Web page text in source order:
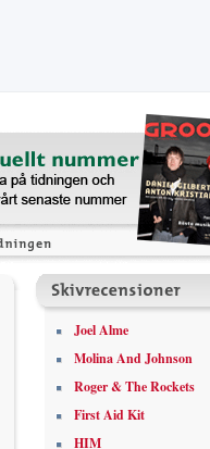
Joel Alme
Molina And Johnson
Roger & The Rockets
First Aid Kit
HIM